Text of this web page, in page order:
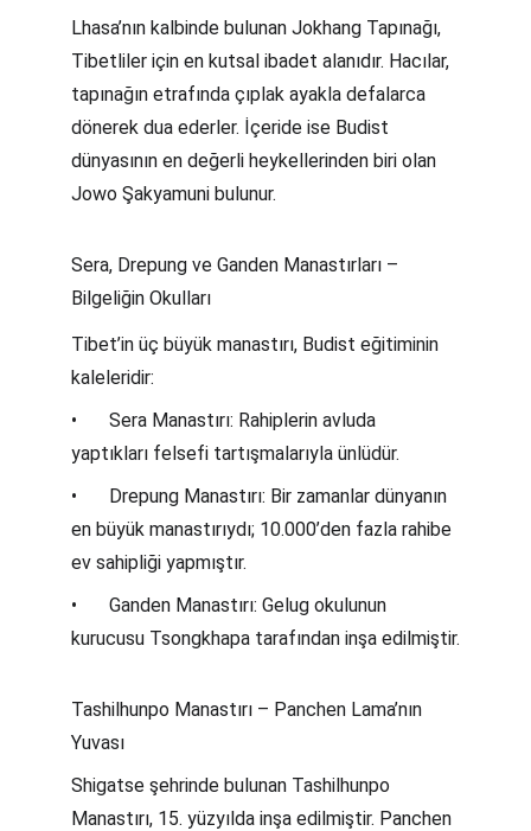
Lhasa’nın kalbinde bulunan Jokhang Tapınağı,
Tibetliler için en kutsal ibadet alanıdır. Hacılar,
tapınağın etrafında çıplak ayakla defalarca
dönerek dua ederler. İçeride ise Budist
dünyasının en değerli heykellerinden biri olan
Jowo Şakyamuni bulunur.
Sera, Drepung ve Ganden Manastırları –
Bilgeliğin Okulları
Tibet’in üç büyük manastırı, Budist eğitiminin
kaleleridir:
•	Sera Manastırı: Rahiplerin avluda
yaptıkları felsefi tartışmalarıyla ünlüdür.
•	Drepung Manastırı: Bir zamanlar dünyanın
en büyük manastırıydı; 10.000’den fazla rahibe
ev sahipliği yapmıştır.
•	Ganden Manastırı: Gelug okulunun
kurucusu Tsongkhapa tarafından inşa edilmiştir.
Tashilhunpo Manastırı – Panchen Lama’nın
Yuvası
Shigatse şehrinde bulunan Tashilhunpo
Manastırı, 15. yüzyılda inşa edilmiştir. Panchen